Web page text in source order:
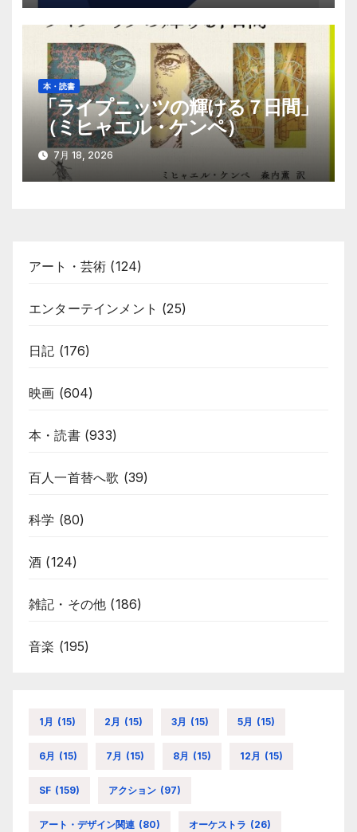
本・読書
「ライプニッツの輝ける７日間」
（ミヒャエル・ケンペ）
7月 18, 2026
アート・芸術 (124)
エンターテインメント (25)
日記 (176)
映画 (604)
本・読書(933)
百人一首替へ歌 (39)
科学 (80)
酒 (124)
雑記・その他 (186)
音楽 (195)
1月 (15) 2月 (15) 3月 (15) 5月 (15)
6月 (15) 7月 (15) 8月 (15) 12月 (15)
SF (159) アクション (97)
アート・デザイン関連 (80) オーケストラ (26)